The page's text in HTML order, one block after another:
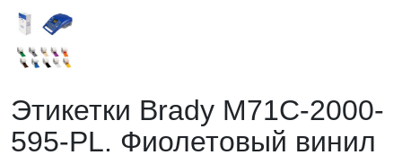
Этикетки Brady M71C-2000-
595-PL. Фиолетовый винил